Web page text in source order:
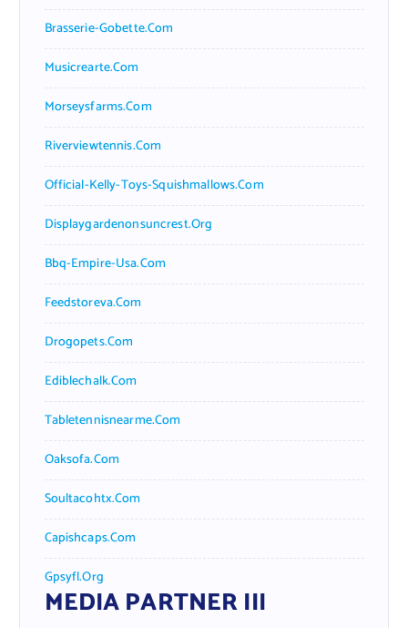
Brasserie-Gobette.com
Musicrearte.com
Morseysfarms.com
Riverviewtennis.com
Official-Kelly-Toys-Squishmallows.com
Displaygardenonsuncrest.org
Bbq-Empire-Usa.com
Feedstoreva.com
Drogopets.com
Ediblechalk.com
Tabletennisnearme.com
Oaksofa.com
Soultacohtx.com
Capishcaps.com
Gpsyfl.org
MEDIA PARTNER III